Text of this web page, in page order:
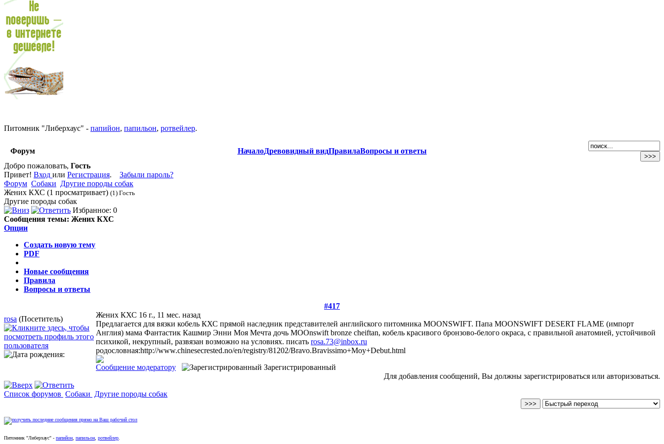
Питомник "Либерхаус" - папийон, папильон, ротвейлер.
Форум НачалоДревовидный видПравилаВопросы и ответы
Добро пожаловать, Гость
Привет! Вход или Регистрация. Забыли пароль?
Форум Собаки Другие породы собак
Жених КХС (1 просматривает) (1) Гость
Другие породы собак
Избранное: 0
Сообщения темы: Жених КХС
Опции
Создать новую тему
PDF
Новые сообщения
Правила
Вопросы и ответы
#417
rosa (Посетитель) Жених КХС 16 г., 11 мес. назад
Предлагается для вязки кобель КХС прямой наследник представителей английского питомника MOONSWIFT. Папа MOONSWIFT DESERT FLAME (импорт
Англия) мама Фантастик Кашмир Энни Моя Мечта дочь МООnswift bronze cheiftan, кобель красивого бронзово-белого окраса, с правильной анатомией, устойчивой
психикой, некрупный, развязан возможно на условиях. писать rosa.73@inbox.ru
родословная:http://www.chinesecrested.no/en/registry/81202/Bravo.Bravissimo+Moy+Debut.html
Сообщение модератору
Зарегистрированный
Для добавления сообщений, Вы должны зарегистрироваться или авторизоваться.
Список форумов Собаки Другие породы собак
Питомник "Либерхаус" - папийон папильон ротвейлер